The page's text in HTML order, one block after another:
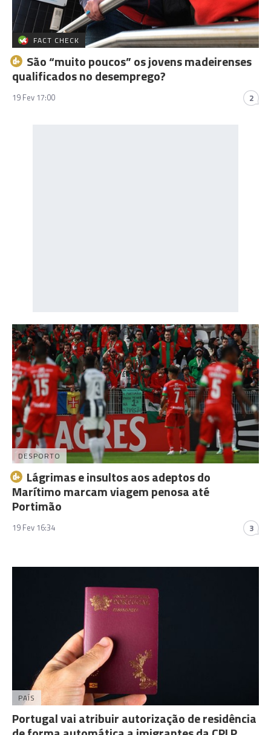
FACT CHECK
São “muito poucos” os jovens madeirenses
qualificados no desemprego?
19 Fev 17:00 2
DESPORTO
Lágrimas e insultos aos adeptos do
Marítimo marcam viagem penosa até
Portimão
19 Fev 16:34 3
PAÍS
Portugal vai atribuir autorização de residência